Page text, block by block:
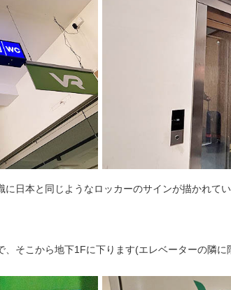
に日本と同じようなロッカーのサインが描かれて
そこから地下1Fに下ります(エレベーターの隣に